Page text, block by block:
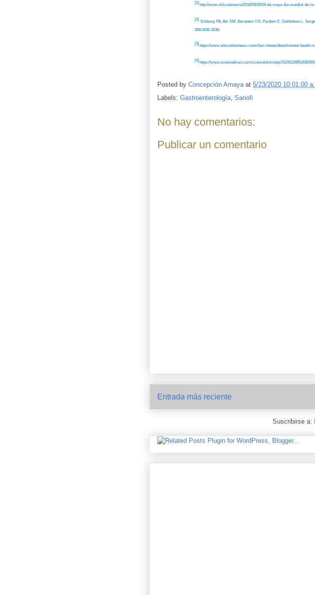
[1]http://www.sld.cu/anuncio/2018/05/29/29-de-mayo-dia-mundial-de-
[2] Eckburg PB, Bik EM, Bernstein CN, Purdom E, Dethlefsen L,
308:1635-1638.
[3]https://www.who.int/es/news-room/fact-sheets/detail/mental-health-
[4]https://www.sciencedirect.com/science/article/pii/
Posted by Concepción Amaya at 5/23/2020 10:01:00
Labels: Gastroenterología, Sanofi
No hay comentarios:
Publicar un comentario
Entrada más reciente
Suscribirse a: